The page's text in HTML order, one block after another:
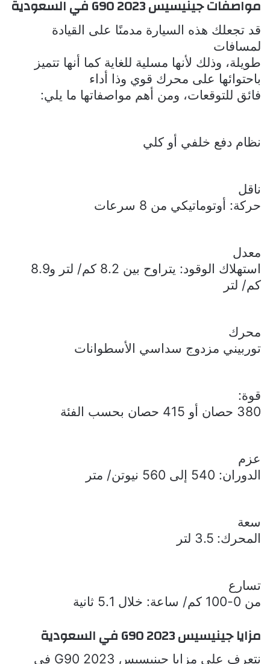
مواصفات جينيسيسG90 2023في السعودية
قد تجعلك هذه السيارة مدمنًا على القيادة
لمسافات
طويلة، وذلك لأنها مسلية للغاية كما أنها تتميز
باحتوائها على محرك قوي وذا أداء
فائق للتوقعات، ومن أهم مواصفاتها ما يلي:
نظام دفع خلفي أو كلي
ناقل
حركة: أوتوماتيكي من 8 سرعات
معدل
استهلاك الوقود: يتراوح بين 8.2 كم/ لتر و8.9
كم/ لتر
محرك
توربيني مزدوج سداسي الأسطوانات
قوة:
380 حصان أو 415 حصان بحسب الفئة
عزم
الدوران: 540 إلى 560 نيوتن/ متر
سعة
المحرك: 3.5 لتر
تسارع
من 0-100 كم/ ساعة: خلال 5.1 ثانية
مزاياجينيسيسG90 2023في السعودية
نتعرف على مزايا جينيسيس G90 2023 في